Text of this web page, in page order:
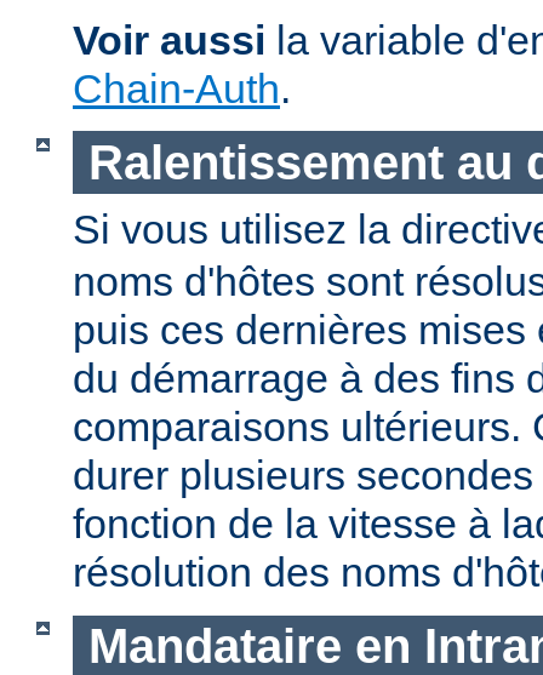
Voir aussi la variable
Chain-Auth.
Ralentissement au
Si vous utilisez la
noms d'hôtes sont
puis ces dernières mises
du démarrage à des fins
comparaisons ultérieurs.
durer plusieurs
fonction de la vitesse à
résolution des noms
Mandataire en